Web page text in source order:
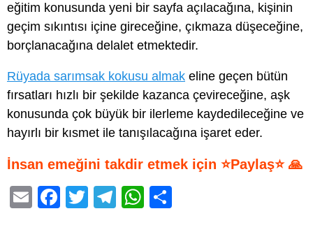
eğitim konusunda yeni bir sayfa açılacağına, kişinin
geçim sıkıntısı içine gireceğine, çıkmaza düşeceğine,
borçlanacağına delalet etmektedir.
Rüyada sarımsak kokusu almak eline geçen bütün
fırsatları hızlı bir şekilde kazanca çevireceğine, aşk
konusunda çok büyük bir ilerleme kaydedileceğine ve
hayırlı bir kısmet ile tanışılacağına işaret eder.
İnsan emeğini takdir etmek için ⭐Paylaş⭐ 🙏
E
F
T
T
W